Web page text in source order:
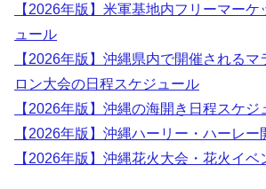
【2026年版】米軍基地内フリーマー
ュール
【2026年版】沖縄県内で開催されるマ
ロン大会の日程スケジュール
【2026年版】沖縄の海開き日程スケジ
【2026年版】沖縄ハーリー・ハーレ
【2026年版】沖縄花火大会・花火イベ